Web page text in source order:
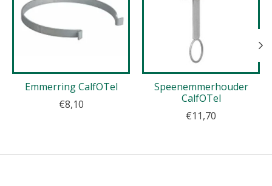
Emmerring CalfOTel
€8,10
Speenemmerhouder
CalfOTel
€11,70